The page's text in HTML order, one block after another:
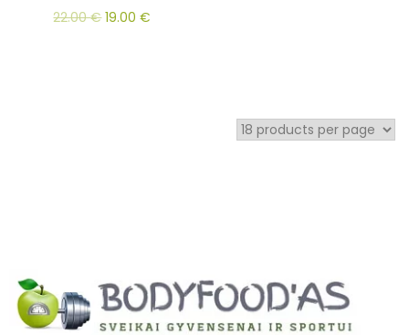
22.00€ 19.00€